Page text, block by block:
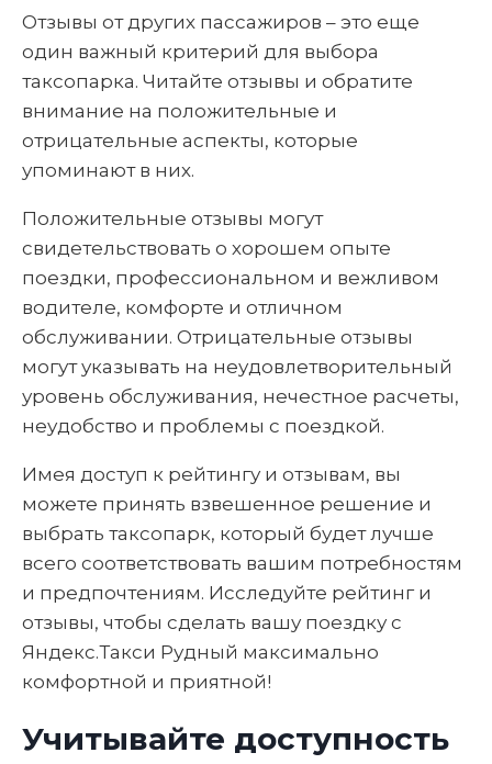
Отзывы от других пассажиров – это еще
один важный критерий для выбора
таксопарка. Читайте отзывы и обратите
внимание на положительные и
отрицательные аспекты, которые
упоминают в них.
Положительные отзывы могут
свидетельствовать о хорошем опыте
поездки, профессиональном и вежливом
водителе, комфорте и отличном
обслуживании. Отрицательные отзывы
могут указывать на неудовлетворительный
уровень обслуживания, нечестное расчеты,
неудобство и проблемы с поездкой.
Имея доступ к рейтингу и отзывам, вы
можете принять взвешенное решение и
выбрать таксопарк, который будет лучше
всего соответствовать вашим потребностям
и предпочтениям. Исследуйте рейтинг и
отзывы, чтобы сделать вашу поездку с
Яндекс.Такси Рудный максимально
комфортной и приятной!
Учитывайте доступность